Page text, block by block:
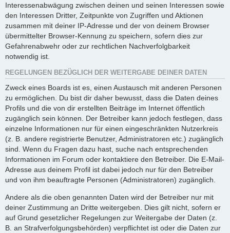
Interessenabwägung zwischen deinen und seinen Interessen sowie
den Interessen Dritter, Zeitpunkte von Zugriffen und Aktionen
zusammen mit deiner IP-Adresse und der von deinem Browser
übermittelter Browser-Kennung zu speichern, sofern dies zur
Gefahrenabwehr oder zur rechtlichen Nachverfolgbarkeit
notwendig ist.
REGELUNGEN BEZÜGLICH DER WEITERGABE DEINER DATEN
Zweck eines Boards ist es, einen Austausch mit anderen Personen
zu ermöglichen. Du bist dir daher bewusst, dass die Daten deines
Profils und die von dir erstellten Beiträge im Internet öffentlich
zugänglich sein können. Der Betreiber kann jedoch festlegen, dass
einzelne Informationen nur für einen eingeschränkten Nutzerkreis
(z. B. andere registrierte Benutzer, Administratoren etc.) zugänglich
sind. Wenn du Fragen dazu hast, suche nach entsprechenden
Informationen im Forum oder kontaktiere den Betreiber. Die E-Mail-
Adresse aus deinem Profil ist dabei jedoch nur für den Betreiber
und von ihm beauftragte Personen (Administratoren) zugänglich.
Andere als die oben genannten Daten wird der Betreiber nur mit
deiner Zustimmung an Dritte weitergeben. Dies gilt nicht, sofern er
auf Grund gesetzlicher Regelungen zur Weitergabe der Daten (z.
B. an Strafverfolgungsbehörden) verpflichtet ist oder die Daten zur